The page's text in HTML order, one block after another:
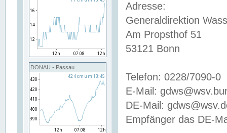
DONAU - Passau
Adresse:
Generaldirektion
Am Propsthof 51
53121 Bonn
Telefon: 0228/7090-0
E-Mail:
DE-Mail:
Empfänger das DE-